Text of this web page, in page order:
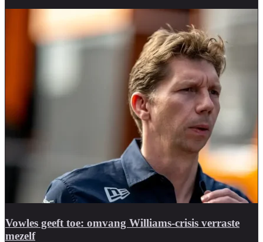
Vowles geeft toe: omvang Williams-crisis verraste
mezelf